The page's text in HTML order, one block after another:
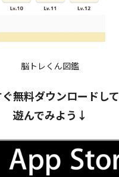
脳トレくん図鑑
無料ダウンロードして
遊んでみよう↓